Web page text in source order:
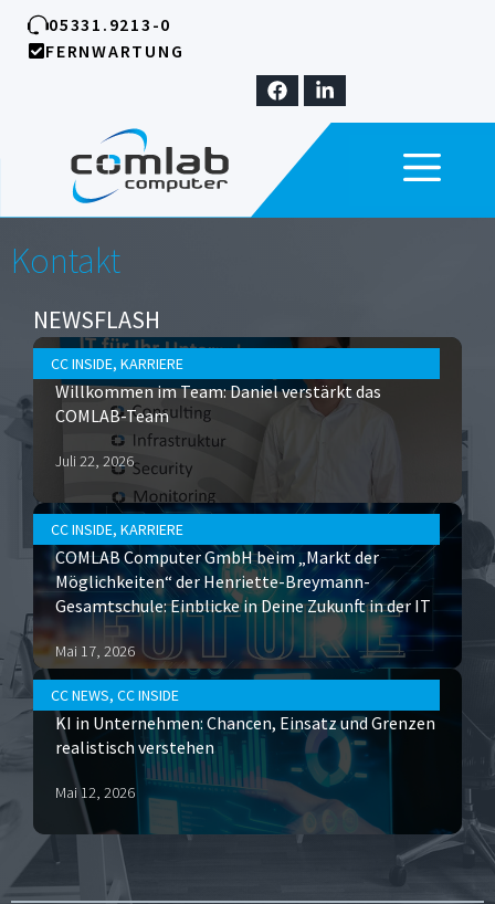
Zum
Inhalt
05331.9213-0
FERNWARTUNG
Kontakt
NEWSFLASH
CC INSIDE, KARRIERE
Willkommen im Team: Daniel verstärkt das
COMLAB-Team
Juli 22, 2026
CC INSIDE, KARRIERE
COMLAB Computer GmbH beim „Markt der
Möglichkeiten“ der Henriette-Breymann-
Gesamtschule: Einblicke in Deine Zukunft in der IT
Mai 17, 2026
CC NEWS, CC INSIDE
KI in Unternehmen: Chancen, Einsatz und Grenzen
realistisch verstehen
Mai 12, 2026